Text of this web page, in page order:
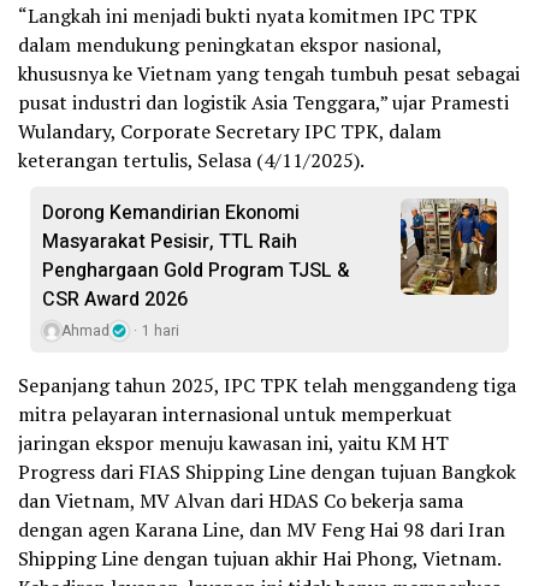
“Langkah ini menjadi bukti nyata komitmen IPC TPK
dalam mendukung peningkatan ekspor nasional,
khususnya ke Vietnam yang tengah tumbuh pesat sebagai
pusat industri dan logistik Asia Tenggara,” ujar Pramesti
Wulandary, Corporate Secretary IPC TPK, dalam
keterangan tertulis, Selasa (4/11/2025).
Dorong Kemandirian Ekonomi
Masyarakat Pesisir, TTL Raih
Penghargaan Gold Program TJSL &
CSR Award 2026
Ahmad 1 hari
Sepanjang tahun 2025, IPC TPK telah menggandeng tiga
mitra pelayaran internasional untuk memperkuat
jaringan ekspor menuju kawasan ini, yaitu KM HT
Progress dari FIAS Shipping Line dengan tujuan Bangkok
dan Vietnam, MV Alvan dari HDAS Co bekerja sama
dengan agen Karana Line, dan MV Feng Hai 98 dari Iran
Shipping Line dengan tujuan akhir Hai Phong, Vietnam.